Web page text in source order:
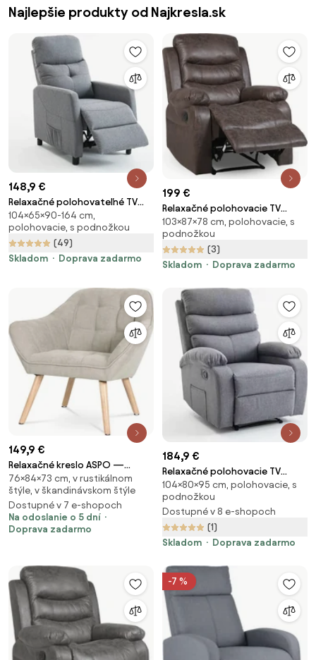
Najlepšie produkty od Najkresla.sk
148,9 €
Relaxačné polohovateľné TV
kreslo MODO — látka, sivá,
nosnosť 130 kg
104×65×90-164 cm,
polohovacie, s podnožkou
(49)
Skladom
Doprava zadarmo
199 €
Relaxačné polohovacie TV
kreslo HAVEN — látka, hnedá,
nosnosť 130 kg
103×87×78 cm, polohovacie, s
podnožkou
(3)
Skladom
Doprava zadarmo
149,9 €
Relaxačné kreslo ASPO —
masív, látka, sivohnedá
76×84×73 cm, v rustikálnom
štýle, v škandinávskom štýle
Dostupné v 7 e-shopoch
Na odoslanie o 5 dní
Doprava zadarmo
184,9 €
Relaxačné polohovacie TV
kreslo VELORA — látka, sivá,
nosnosť 130 kg
104×80×95 cm, polohovacie, s
podnožkou
Dostupné v 8 e-shopoch
(1)
Skladom
Doprava zadarmo
-7 %